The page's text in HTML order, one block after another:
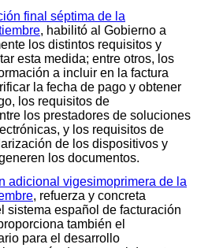
final séptima de la
, habilitó al Gobierno a
los distintos requisitos y
esta medida; entre otros, los
a incluir en la factura
la fecha de pago y obtener
los requisitos de
los prestadores de soluciones
y los requisitos de
de los dispositivos y
los documentos.
adicional vigesimoprimera de la
, refuerza y concreta
sistema español de facturación
también el
para el desarrollo